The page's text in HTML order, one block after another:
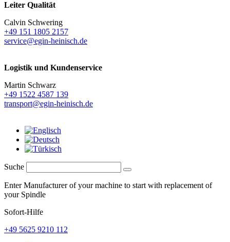
Leiter Qualität
Calvin Schwering
+49 151 1805 2157
service@egin-heinisch.de
Logistik und Kundenservice
Martin Schwarz
+49 1522 4587 139
transport@egin-heinisch.de
Suche
Enter Manufacturer of your machine to start with replacement of
your Spindle
Sofort-Hilfe
+49 5625 9210 112